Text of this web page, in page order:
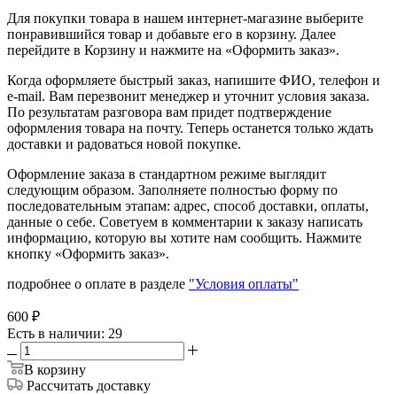
Для покупки товара в нашем интернет-магазине выберите
понравившийся товар и добавьте его в корзину. Далее
перейдите в Корзину и нажмите на «Оформить заказ».
Когда оформляете быстрый заказ, напишите ФИО, телефон и
e-mail. Вам перезвонит менеджер и уточнит условия заказа.
По результатам разговора вам придет подтверждение
оформления товара на почту. Теперь останется только ждать
доставки и радоваться новой покупке.
Оформление заказа в стандартном режиме выглядит
следующим образом. Заполняете полностью форму по
последовательным этапам: адрес, способ доставки, оплаты,
данные о себе. Советуем в комментарии к заказу написать
информацию, которую вы хотите нам сообщить. Нажмите
кнопку «Оформить заказ».
подробнее о оплате в разделе "Условия оплаты"
600 ₽
Есть в наличии: 29
В корзину
Рассчитать доставку